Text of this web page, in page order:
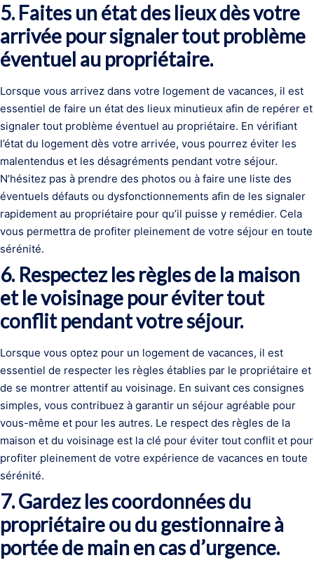
5. Faites un état des lieux dès votre
arrivée pour signaler tout problème
éventuel au propriétaire.
Lorsque vous arrivez dans votre logement de vacances, il est
essentiel de faire un état des lieux minutieux afin de repérer et
signaler tout problème éventuel au propriétaire. En vérifiant
l’état du logement dès votre arrivée, vous pourrez éviter les
malentendus et les désagréments pendant votre séjour.
N’hésitez pas à prendre des photos ou à faire une liste des
éventuels défauts ou dysfonctionnements afin de les signaler
rapidement au propriétaire pour qu’il puisse y remédier. Cela
vous permettra de profiter pleinement de votre séjour en toute
sérénité.
6. Respectez les règles de la maison
et le voisinage pour éviter tout
conflit pendant votre séjour.
Lorsque vous optez pour un logement de vacances, il est
essentiel de respecter les règles établies par le propriétaire et
de se montrer attentif au voisinage. En suivant ces consignes
simples, vous contribuez à garantir un séjour agréable pour
vous-même et pour les autres. Le respect des règles de la
maison et du voisinage est la clé pour éviter tout conflit et pour
profiter pleinement de votre expérience de vacances en toute
sérénité.
7. Gardez les coordonnées du
propriétaire ou du gestionnaire à
portée de main en cas d’urgence.